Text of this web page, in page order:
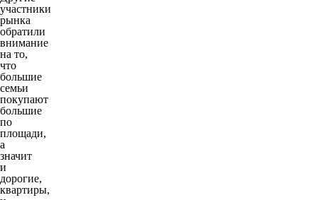
участники
рынка
обратили
внимание
на то,
что
большие
семьи
покупают
большие
по
площади,
а
значит
и
дорогие,
квартиры,